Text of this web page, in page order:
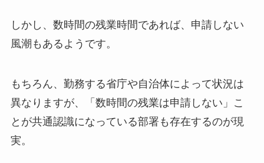
しかし、数時間の残業時間であれば、申請しない
風潮もあるようです。
もちろん、勤務する省庁や自治体によって状況は
異なりますが、「数時間の残業は申請しない」こ
とが共通認識になっている部署も存在するのが現
実。